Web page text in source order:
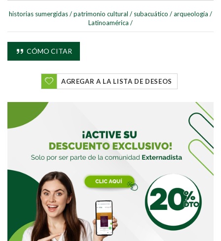
Buscar
historias sumergidas/patrimonio cultural / subacuático /arqueología /
Latinoamérica /
CÓMO CITAR
AGREGAR A LA LISTA DE DESEOS